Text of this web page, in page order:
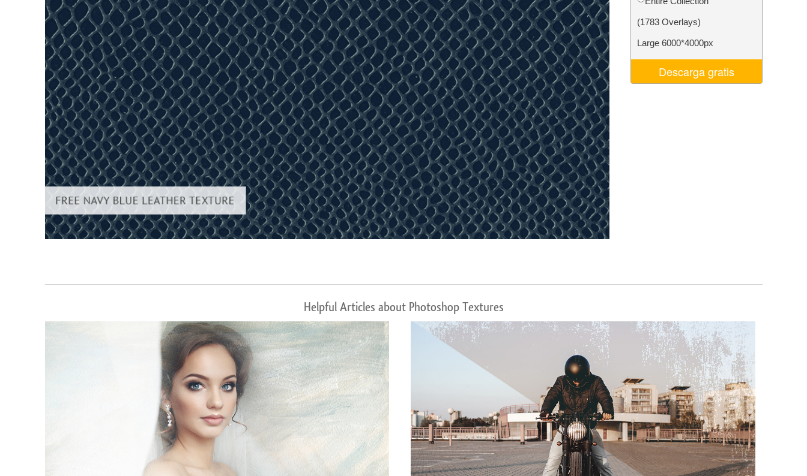
Servicios de Retoque de
Producto
Servicios de Retoque de Joyas Datos de Entrenamiento de IA Video Editing Services
(1783 Overlays)
Large 6000*4000px
Descarga gratis
Helpful Articles about Photoshop Textures